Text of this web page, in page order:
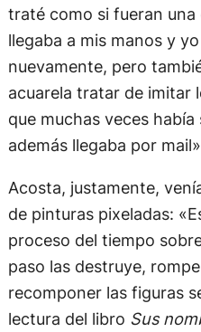
traté como si fueran una
llegaba a mis manos y
nuevamente, pero
acuarela tratar de imitar
que muchas veces
además llegaba por
Acosta, justamente,
de pinturas pixeladas:
proceso del tiempo
paso las destruye,
recomponer las figuras
lectura del libro Sus